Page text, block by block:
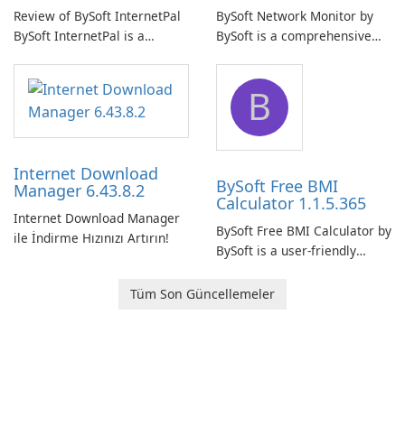
Review of BySoft InternetPal
BySoft InternetPal is a
application designed to
monitor your internet
connection and provide real-
time insights into its
BySoft Network Monitor by
BySoft is a comprehensive
designed to help businesses
effectively manage their
network infrastructure.
Internet Download
Manager 6.43.8.2
Internet Download Manager
ile İndirme Hızınızı Artırın!
B
BySoft Free BMI
Calculator 1.1.5.365
BySoft Free BMI Calculator by
BySoft is a user-friendly
designed to help you
Tüm Son Güncellemeler